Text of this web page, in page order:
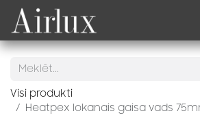
Skip to Content
Visi produkti
Heatpex lokanais gaisa vads